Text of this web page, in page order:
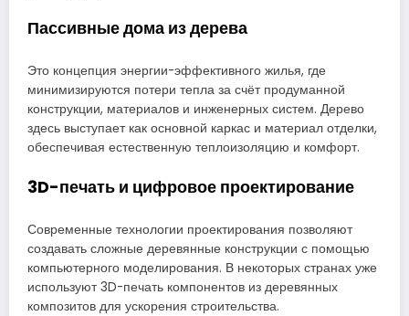
Пассивные дома из дерева
Это концепция энергии-эффективного жилья, где
минимизируются потери тепла за счёт продуманной
конструкции, материалов и инженерных систем. Дерево
здесь выступает как основной каркас и материал отделки,
обеспечивая естественную теплоизоляцию и комфорт.
3D-печать и цифровое проектирование
Современные технологии проектирования позволяют
создавать сложные деревянные конструкции с помощью
компьютерного моделирования. В некоторых странах уже
используют 3D-печать компонентов из деревянных
композитов для ускорения строительства.